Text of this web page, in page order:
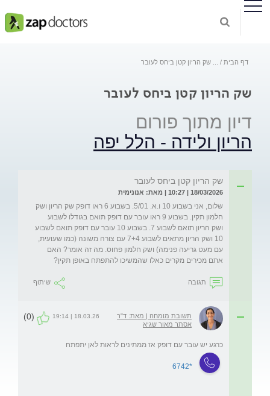
דף הבית שק הריון קטן ביחס לעובר
שק הריון קטן ביחס לעובר
דיון מתוך פורום
הריון ולידה - הלל יפה
שק הריון קטן ביחס לעובר
18/03/2026 | 10:27 | מאת: אנונימית
שלום, אני בשבוע 10 ו.א. 5/01. בשבוע 6 ראו דופק שק הריון ושק
חלמון תקין. בשבוע 9 ראו עובר עם דופק תואם בגודלו לשבוע
ושק הריון תואם לשבוע 7. בשבוע 10 עובר עם דופק תואם לשבוע
10 ושק הריון מתאים לשבוע 7+4 עם צורה משונה (כמו שעועית,
עם מעט גריעה פנימה) ושק חלמון פחוס. מה זה אומר? האם
אתם מכירים מקרים כאלו שהמשיכו להתפתח באופן תקין?
תגובה שיתוף
תשובת מומחה | מאת: ד"ר
אסתר מאור שגיא
18.03.26 | 19:14
(0)
כרגע יש עובר עם דופק אז ממתינים לראות לאן יתפתח
*6742